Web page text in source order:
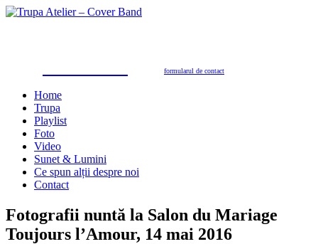
formularul de contact
Home
Trupa
Playlist
Foto
Video
Sunet & Lumini
Ce spun alții despre noi
Contact
Fotografii nuntă la Salon du Mariage
Toujours l’Amour, 14 mai 2016